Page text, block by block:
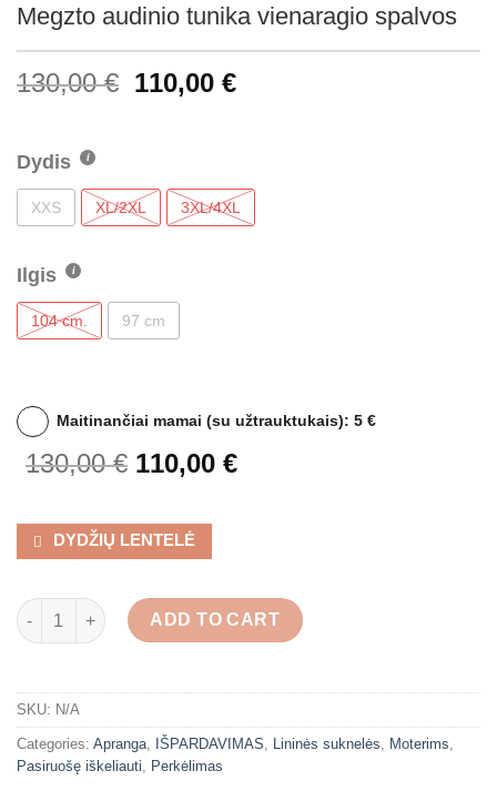
Megzto audinio tunika vienaragio spalvos
130,00€ 110,00€
Dydis
XXS XL/2XL 3XL/4XL
Ilgis
104 cm. 97 cm
Maitinančiai mamai (su užtrauktukais): 5 €
130,00€ 110,00 €
DYDŽIŲ LENTELĖ
Megzto audinio tunika vienaragio spalvos quantity
ADD TO CART
SKU: N/A
Categories: Apranga, IŠPARDAVIMAS, Lininės suknelės, Moterims,
Pasiruošę iškeliauti, Perkėlimas